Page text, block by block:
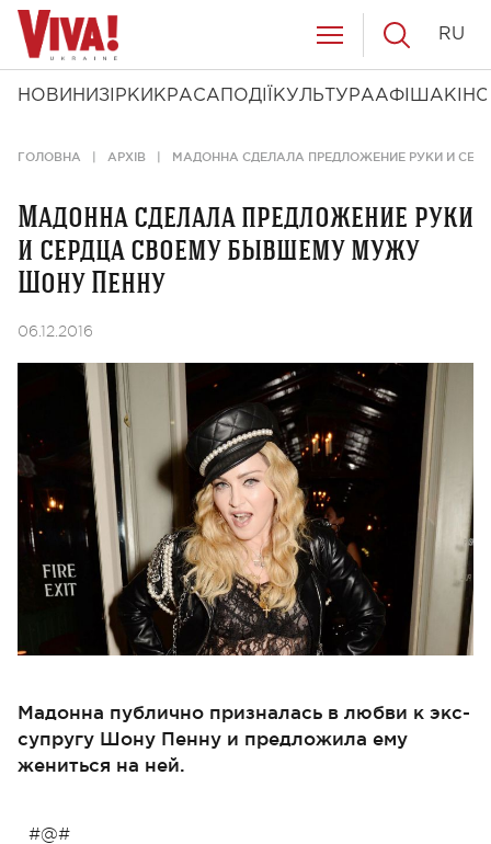
НОВИНИ ЗІРКИ КРАСА ПОДІЇ КУЛЬТУРААФІША КІНО
RU
ГОЛОВНА АРХІВ МАДОННА СДЕЛАЛА ПРЕДЛОЖЕНИЕ РУКИ И
Мадонна сделала предложение руки
и сердца своему бывшему мужу
Шону Пенну
06.12.2016
Мадонна публично призналась в любви к экс-
супругу Шону Пенну и предложила ему
жениться на ней.
#@#